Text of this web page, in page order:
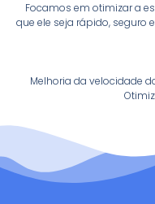
Focamos em otimizar a
que ele seja rápido, seguro
Melhoria da velocidade